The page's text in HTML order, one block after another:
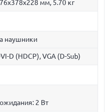
мм, 5.70 кг
наушники
D (HDCP), VGA (D-Sub)
2 Вт